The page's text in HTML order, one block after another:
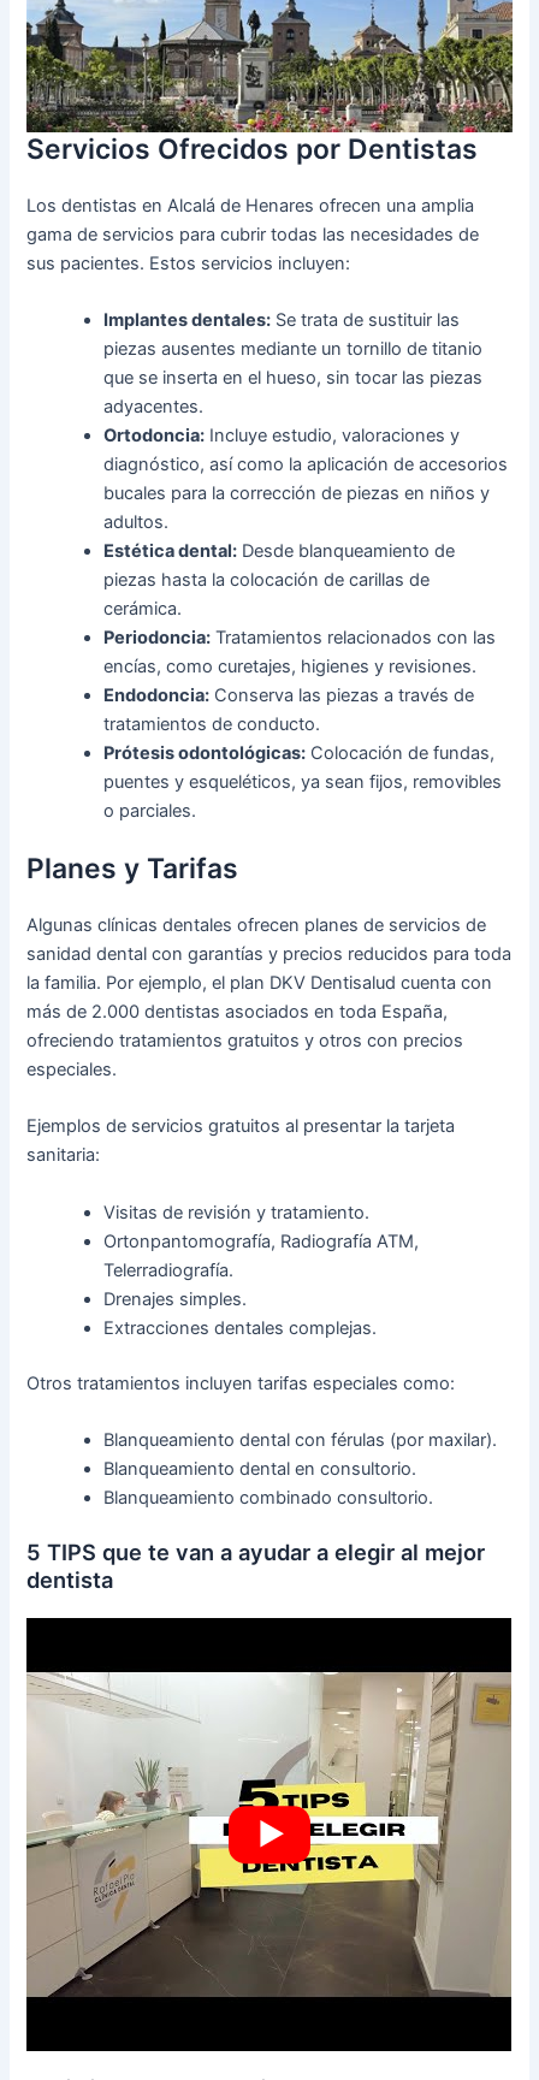
Servicios Ofrecidos por Dentistas
Los dentistas en Alcalá de Henares ofrecen una amplia
gama de servicios para cubrir todas las necesidades de
sus pacientes. Estos servicios incluyen:
Implantes dentales: Se trata de sustituir las
piezas ausentes mediante un tornillo de titanio
que se inserta en el hueso, sin tocar las piezas
adyacentes.
Ortodoncia: Incluye estudio, valoraciones y
diagnóstico, así como la aplicación de accesorios
bucales para la corrección de piezas en niños y
adultos.
Estética dental: Desde blanqueamiento de
piezas hasta la colocación de carillas de
cerámica.
Periodoncia: Tratamientos relacionados con las
encías, como curetajes, higienes y revisiones.
Endodoncia: Conserva las piezas a través de
tratamientos de conducto.
Prótesis odontológicas: Colocación de fundas,
puentes y esqueléticos, ya sean fijos, removibles
o parciales.
Planes y Tarifas
Algunas clínicas dentales ofrecen planes de servicios de
sanidad dental con garantías y precios reducidos para toda
la familia. Por ejemplo, el plan DKV Dentisalud cuenta con
más de 2.000 dentistas asociados en toda España,
ofreciendo tratamientos gratuitos y otros con precios
especiales.
Ejemplos de servicios gratuitos al presentar la tarjeta
sanitaria:
Visitas de revisión y tratamiento.
Ortonpantomografía, Radiografía ATM,
Telerradiografía.
Drenajes simples.
Extracciones dentales complejas.
Otros tratamientos incluyen tarifas especiales como:
Blanqueamiento dental con férulas (por maxilar).
Blanqueamiento dental en consultorio.
Blanqueamiento combinado consultorio.
5 TIPS que te van a ayudar a elegir al mejor
dentista